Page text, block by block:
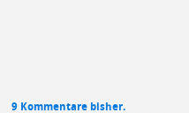
9 Kommentare bisher.